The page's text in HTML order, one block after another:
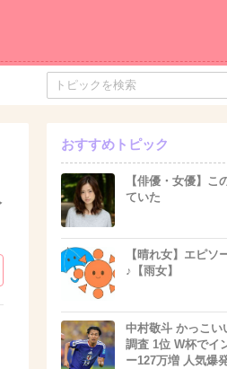
おすすめトピック
【俳優・女優】こ
ていた
【晴れ女】エピソ
♪【雨女】
中村敬斗 かっこい
調査 1位 W杯でイ
ー127万増 人気爆